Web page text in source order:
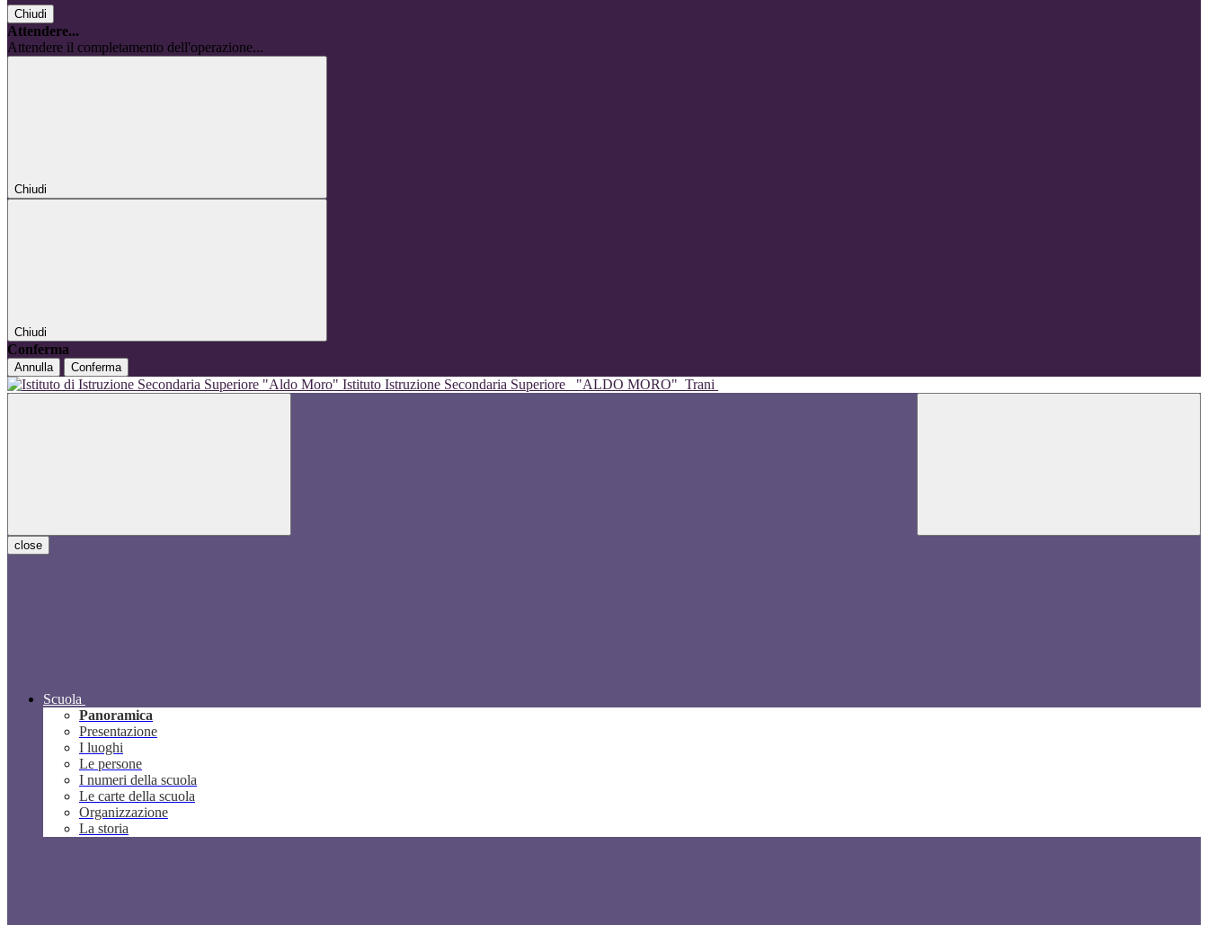
Chiudi
Attendere...
Attendere il completamento dell'operazione...
Chiudi
Chiudi
Conferma
Annulla Conferma
Istituto Istruzione Secondaria Superiore "ALDO MORO" Trani
close
Scuola
Panoramica
Presentazione
I luoghi
Le persone
I numeri della scuola
Le carte della scuola
Organizzazione
La storia